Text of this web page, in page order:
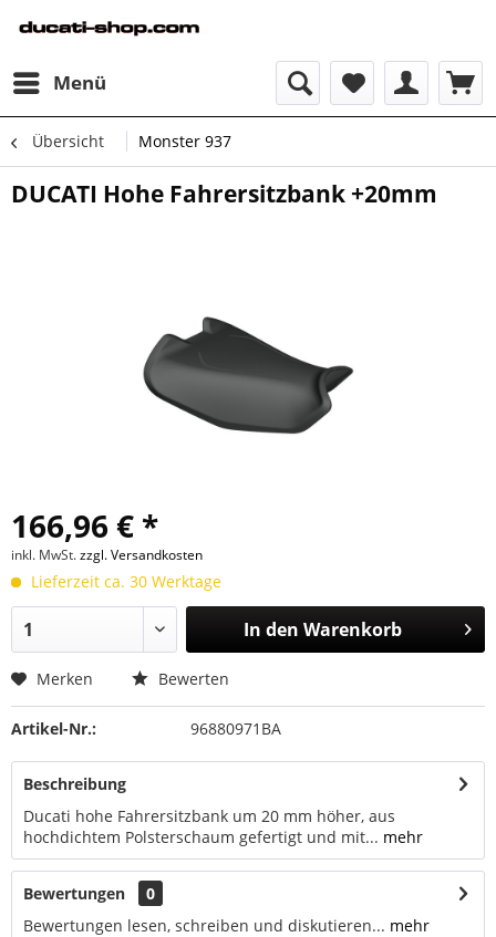
Menü
Übersicht Monster 937
DUCATI Hohe Fahrersitzbank +20mm
166,96 € *
inkl. MwSt.zzgl. Versandkosten
Lieferzeit ca. 30 Werktage
In den Warenkorb
Merken Bewerten
Artikel-Nr.: 96880971BA
Beschreibung
Ducati hohe Fahrersitzbank um 20 mm höher, aus
hochdichtem Polsterschaum gefertigt und mit... mehr
Bewertungen
0
Bewertungen lesen, schreiben und diskutieren... mehr